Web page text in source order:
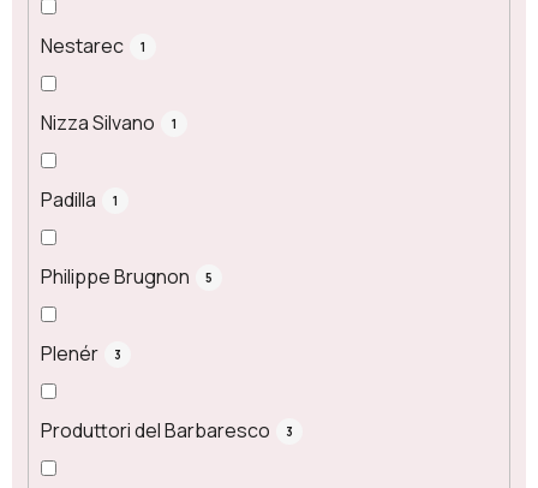
Nestarec 1
Nizza Silvano 1
Padilla 1
Philippe Brugnon 5
Plenér 3
Produttori del Barbaresco 3